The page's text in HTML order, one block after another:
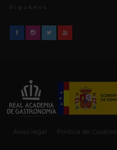
Síguenos
Aviso legal Política de Cookies